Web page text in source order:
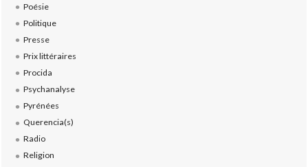
Poésie
Politique
Presse
Prix littéraires
Procida
Psychanalyse
Pyrénées
Querencia(s)
Radio
Religion